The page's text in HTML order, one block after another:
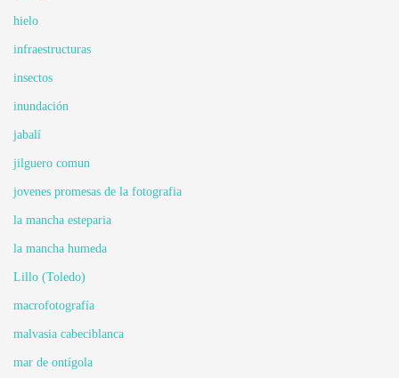
hielo
infraestructuras
insectos
inundación
jabalí
jilguero comun
jovenes promesas de la fotografia
la mancha esteparia
la mancha humeda
Lillo (Toledo)
macrofotografía
malvasia cabeciblanca
mar de ontígola